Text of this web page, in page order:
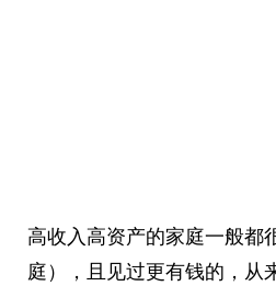
高收入高资产的家庭一般都
庭），且见过更有钱的，从